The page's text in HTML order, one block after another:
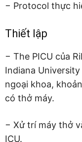
− Protocol thực
Thiết lập
− The PICU của
Indiana
ngoại khoa,
có thở máy.
− Xử trí máy thở
ICU.